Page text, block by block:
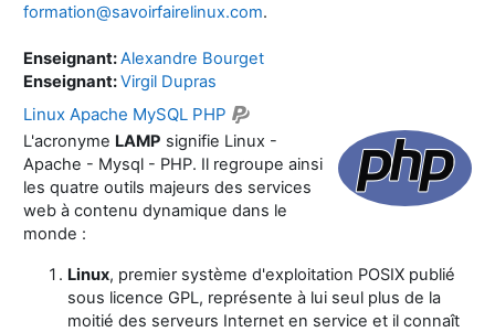
formation@savoirfairelinux.com.
Enseignant:Alexandre Bourget
Enseignant:Virgil Dupras
Linux Apache MySQL PHP
L'acronyme LAMP signifie Linux -
Apache - Mysql - PHP. Il regroupe ainsi
les quatre outils majeurs des services
web à contenu dynamique dans le
monde :
Linux, premier système d'exploitation POSIX publié
sous licence GPL, représente à lui seul plus de la
moitié des serveurs Internet en service et il connaît